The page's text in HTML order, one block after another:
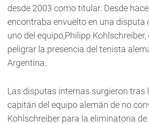
desde 2003 como titular. Desde
encontraba envuelto en una disputa
uno del equipo,Philipp Kohlschreiber,
peligrar la presencia del tenista
Argentina.
Las disputas internas surgieron tras
capitán del equipo alemán de no
Kohlschreiber para la eliminatoria